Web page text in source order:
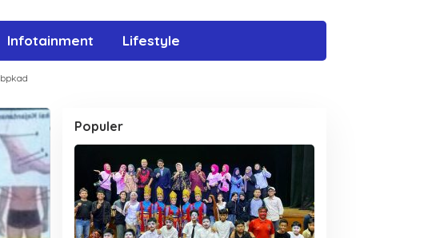
Infotainment Lifestyle
bpkad
Populer